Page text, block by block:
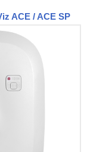
ACE / ACE SP